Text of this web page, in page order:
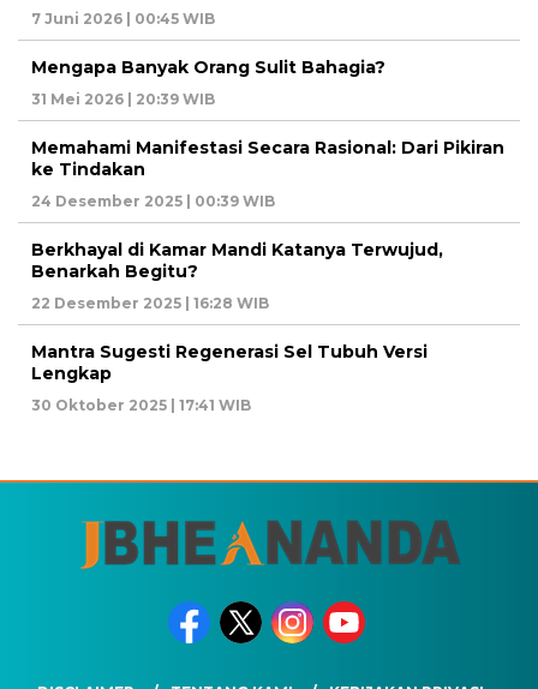
7 Juni 2026 | 00:45 WIB
Mengapa Banyak Orang Sulit Bahagia?
31 Mei 2026 | 20:39 WIB
Memahami Manifestasi Secara Rasional: Dari Pikiran
ke Tindakan
24 Desember 2025 | 00:39 WIB
Berkhayal di Kamar Mandi Katanya Terwujud,
Benarkah Begitu?
22 Desember 2025 | 16:28 WIB
Mantra Sugesti Regenerasi Sel Tubuh Versi
Lengkap
30 Oktober 2025 | 17:41 WIB